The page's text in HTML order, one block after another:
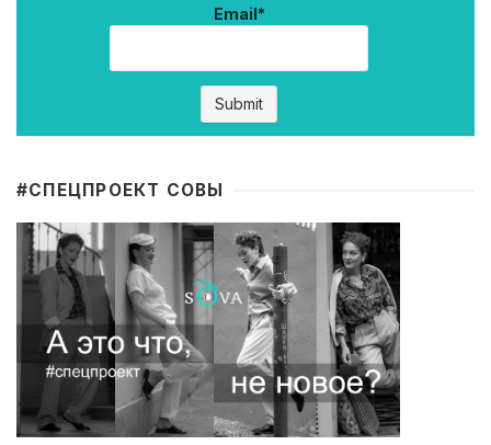
Email*
#CПЕЦПРОЕКТ СОВЫ